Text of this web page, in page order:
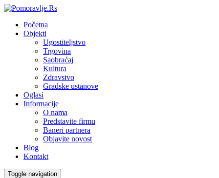
Početna
Objekti
Ugostiteljstvo
Trgovina
Saobraćaj
Kultura
Zdravstvo
Gradske ustanove
Oglasi
Informacije
O nama
Predstavite firmu
Baneri partnera
Objavite novost
Blog
Kontakt
Toggle navigation